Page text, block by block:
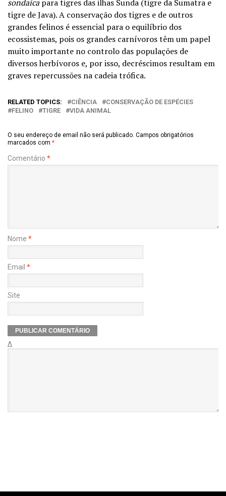
sondaicapara tigres das ilhas Sunda (tigre da Sumatra e
tigre de Java). A conservação dos tigres e de outros
grandes felinos é essencial para o equilíbrio dos
ecossistemas, pois os grandes carnívoros têm um papel
muito importante no controlo das populações de
diversos herbívoros e, por isso, decréscimos resultam em
graves repercussões na cadeia trófica.
RELATED TOPICS: CIÊNCIA
CONSERVAÇÃO DE ESPÉCIES
FELINO
TIGRE VIDA ANIMAL
O seu endereço de email não será publicado. Campos obrigatórios
marcados com *
Comentário *
Nome *
Email *
Site
Δ